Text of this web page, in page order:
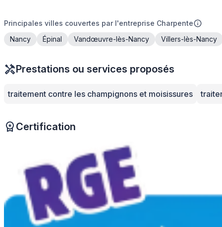
Principales villes couvertes par l'entreprise Charpente
Nancy
Épinal Vandœuvre-lès-Nancy Villers-lès-Nancy
Prestations ou services proposés
traitement contre les champignons et moisissures
Certification